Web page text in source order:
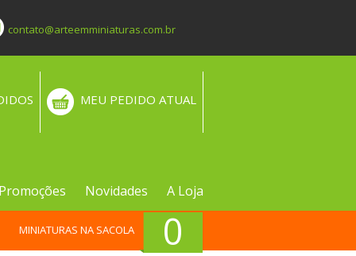
contato@arteemminiaturas.com.br
MEU PEDIDO ATUAL
Promoções Novidades A Loja
0
MINIATURAS NA SACOLA